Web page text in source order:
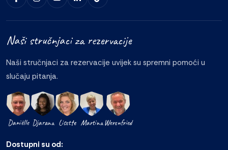
Naši stručnjaci za rezervacije
Naši stručnjaci za rezervacije uvijek su spremni pomoći u
slučaju pitanja.
Daniëlle Djarana Lisette Martina Werenfried
Dostupni su od: